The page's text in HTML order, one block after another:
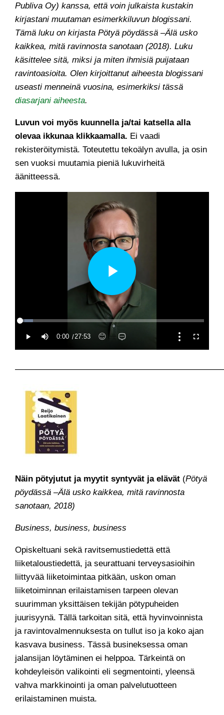
Publiva Oy) kanssa, että voin julkaista kustakin
kirjastani muutaman esimerkkiluvun blogissani.
Tämä luku on kirjasta Pötyä pöydässä –Älä usko
kaikkea, mitä ravinnosta sanotaan (2018). Luku
käsittelee sitä, miksi ja miten ihmisiä puijataan
ravintoasioita. Olen kirjoittanut aiheesta blogissani
useasti menneinä vuosina, esimerkiksi tässä
diasarjani aiheesta.
Luvun voi myös kuunnella ja/tai katsella alla
olevaa ikkunaa klikkaamalla. Ei vaadi
rekisteröitymistä. Toteutettu tekoälyn avulla, ja osin
sen vuoksi muutamia pieniä lukuvirheitä
äänitteessä.
Näin pötyjutut ja myytit syntyvät ja elävät (Pötyä
pöydässä –Älä usko kaikkea, mitä ravinnosta
sanotaan, 2018)
Business, business, business
Opiskeltuani sekä ravitsemustiedettä että
liiketaloustiedettä, ja seurattuani terveysasioihin
liittyvää liiketoimintaa pitkään, uskon oman
liiketoiminnan erilaistamisen tarpeen olevan
suurimman yksittäisen tekijän pötypuheiden
juurisyynä. Tällä tarkoitan sitä, että hyvinvoinnista
ja ravintovalmennuksesta on tullut iso ja koko ajan
kasvava business. Tässä busineksessa oman
jalansijan löytäminen ei helppoa. Tärkeintä on
kohdeyleisön valikointi eli segmentointi, yleensä
vahva markkinointi ja oman palvelutuotteen
erilaistaminen muista.